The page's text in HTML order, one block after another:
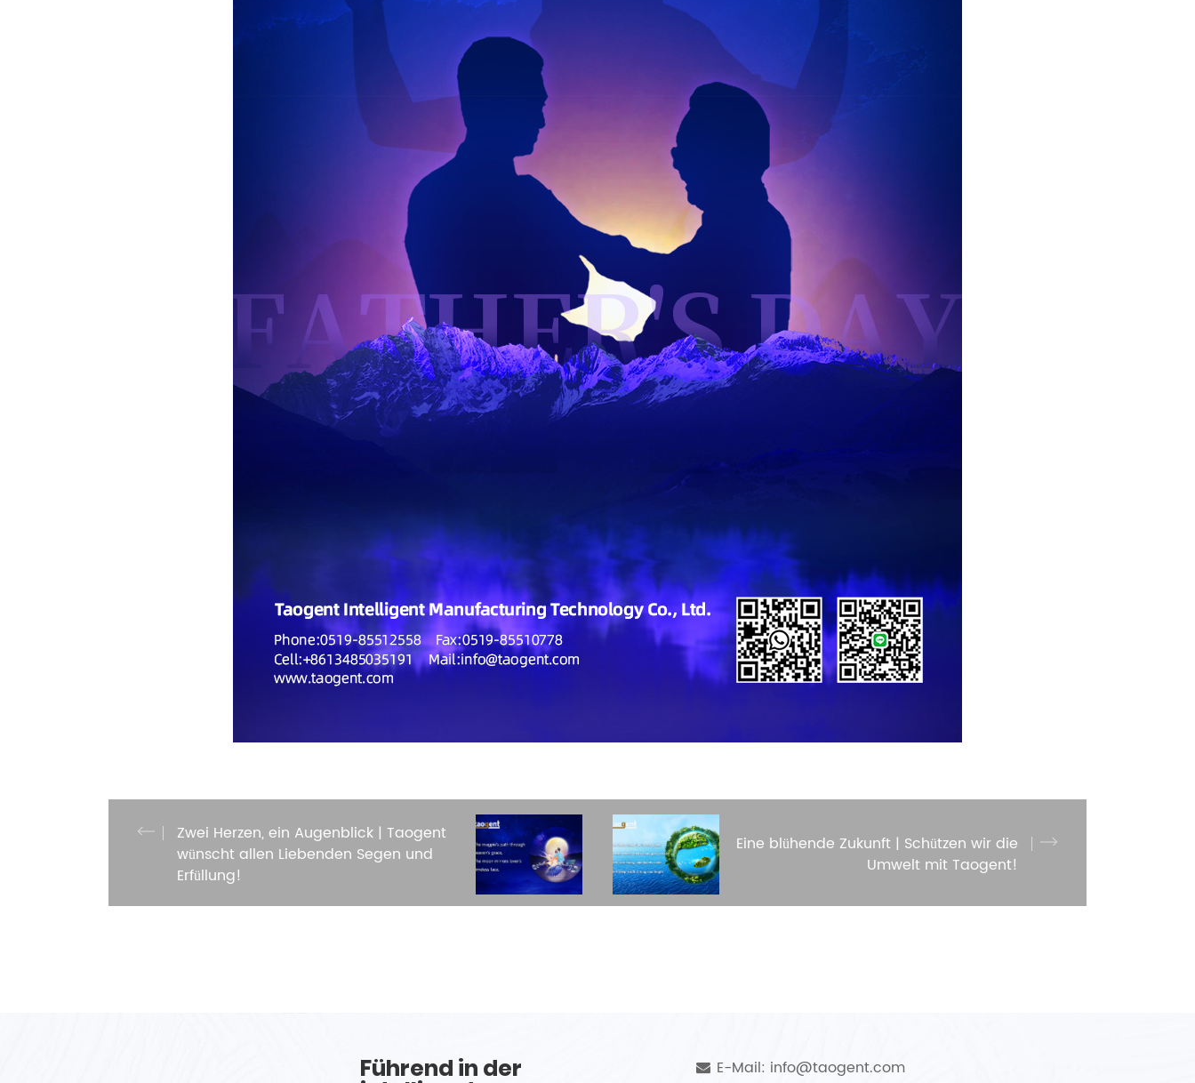
Zwei Herzen, ein Augenblick | Taogent
wünscht allen Liebenden Segen und
Erfüllung!
Eine blühende Zukunft | Schützen wir die
Umwelt mit Taogent!
Führend in der
E-Mail: info@taogent.com